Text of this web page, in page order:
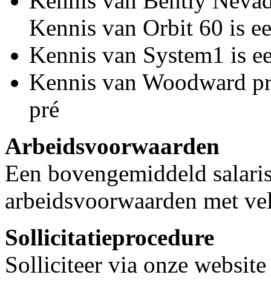
Kennis van Orbit 60 is
Kennis van System1 is
Kennis van Woodward
pré
Arbeidsvoorwaarden
Een bovengemiddeld
arbeidsvoorwaarden met
Sollicitatieprocedure
Solliciteer via onze